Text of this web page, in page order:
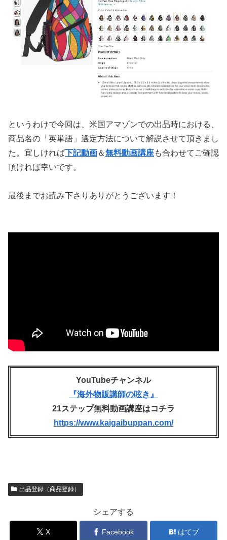
というわけで今回は、米国アマゾンでの出品時における、
商品名の「英単語」選定方法について解説させて頂きまし
た。宜しければ下記動画＆無料動画講座も合わせてご確認
頂ければ幸いです。
最後までお読み下さりありがとうございます！
YouTubeチャンネル
『海外物販講師の呟き』
21ステップ無料動画講座はコチラ
https://www.kaigaibuppan.com/
出品登録（商品登録）
シェアする
X Facebook はてブ